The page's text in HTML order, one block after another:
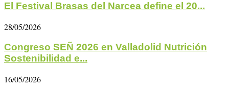
El Festival Brasas del Narcea define el 20...
28/05/2026
Congreso SEÑ 2026 en Valladolid Nutrición
Sostenibilidad e...
16/05/2026